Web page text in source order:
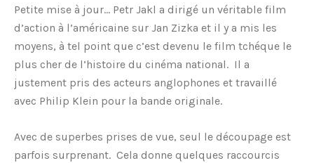
Petite mise à jour… Petr Jakl a dirigé un véritable film
d’action à l’américaine sur Jan Zizka et il y a mis les
moyens, à tel point que c’est devenu le film tchéque le
plus cher de l’histoire du cinéma national. Il a
justement pris des acteurs anglophones et travaillé
avec Philip Klein pour la bande originale.
Avec de superbes prises de vue, seul le découpage est
parfois surprenant. Cela donne quelques raccourcis